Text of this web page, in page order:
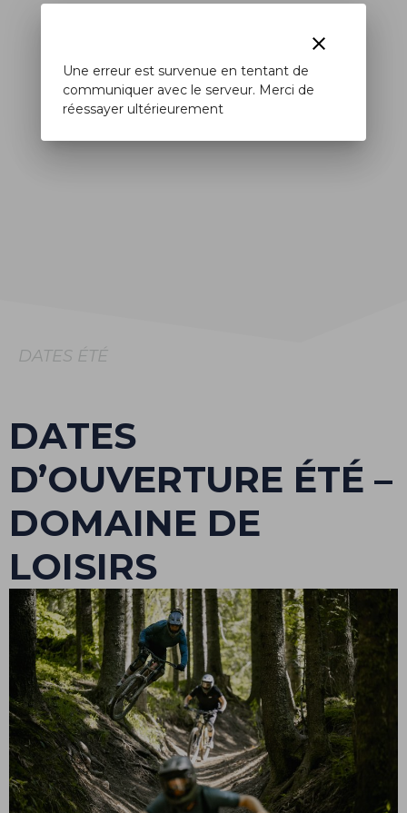
DATES ÉTÉ
DATES
D’OUVERTURE ÉTÉ –
DOMAINE DE
LOISIRS
clear
Une erreur est survenue en tentant de
communiquer avec le serveur. Merci de
réessayer ultérieurement